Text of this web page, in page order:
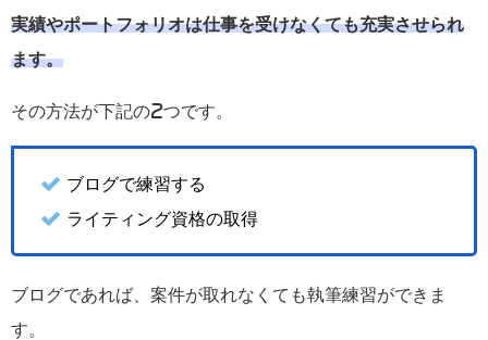
実績やポートフォリオは仕事を受けなくても充実させられ
ます。
その方法が下記の2つです。
ブログで練習する
ライティング資格の取得
ブログであれば、案件が取れなくても執筆練習ができま
す。